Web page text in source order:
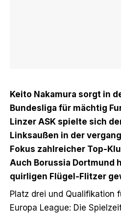
Keito Nakamura sorgt in
Bundesliga für mächtig
Linzer ASK spielte sich
Linksaußen in der
Fokus zahlreicher Top-
Auch Borussia Dortmund
quirligen Flügel-Flitzer
Platz drei und Qualifikation
Europa League: Die